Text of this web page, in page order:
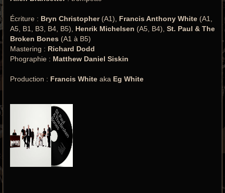
Écriture : Bryn Christopher(A1), Francis Anthony White (A1,
A5, B1, B3, B4, B5), Henrik Michelsen (A5, B4), St. Paul & The
Broken Bones (A1 à B5)
Mastering : Richard Dodd
Phographie : Matthew Daniel Siskin
Production : Francis White aka Eg White